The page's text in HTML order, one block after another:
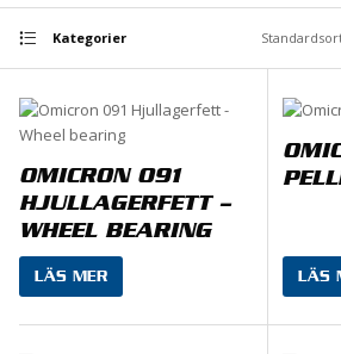
Kategorier
OMICRON 091
HJULLAGERFETT –
WHEEL BEARING
LÄS MER LÄS